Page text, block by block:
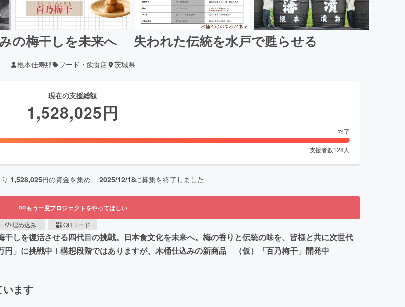
の梅干しを未来へ 失われた伝統を水戸で甦らせる
根本佳寿那 フード・飲食店 茨城県
現在の支援総額
1,528,025円
終了
支援者数128 人
1,528,025円の資金を集め、 2025/12/18に募集を終了しました
もう一度プロジェクトをやってほしい
埋め込み QRコード
しを復活させる四代目の挑戦。日本食文化を未来へ。梅の香りと伝統の味を、皆様と共に次世代
」に挑戦中！構想段階ではありますが、木桶仕込みの新商品 （仮）「百乃梅干」開発中
います